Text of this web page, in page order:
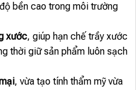
bền cao trong môi trường
xước, giúp hạn chế trầy xước
thời giữ sản phẩm luôn sạch
, vừa tạo tính thẩm mỹ vừa